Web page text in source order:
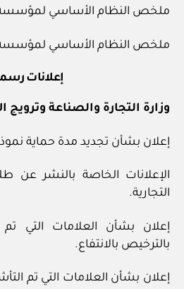
ملخص النظام الأساسي لمؤسسة
ملخص النظام الأساسي
إعلانات
وزارة التجارة والصناعة وترويج
إعلان بشأن تجديد مدة حماية
الإعلانات الخاصة بالنشر عن
التجارية.
إعلان بشأن العلامات التي
بالترخيص بالانتفاع.
إعلان بشأن العلامات التي تم